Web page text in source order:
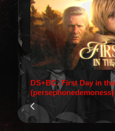
DS+BC: First Day in
(persephonedemoness)